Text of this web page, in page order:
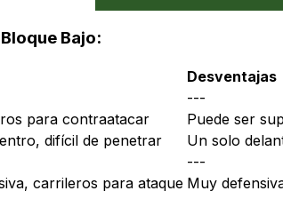
Bajo:
Desventajas
---
para contraatacar
Puede ser
difícil de penetrar
Un solo
---
carrileros para ataque Muy